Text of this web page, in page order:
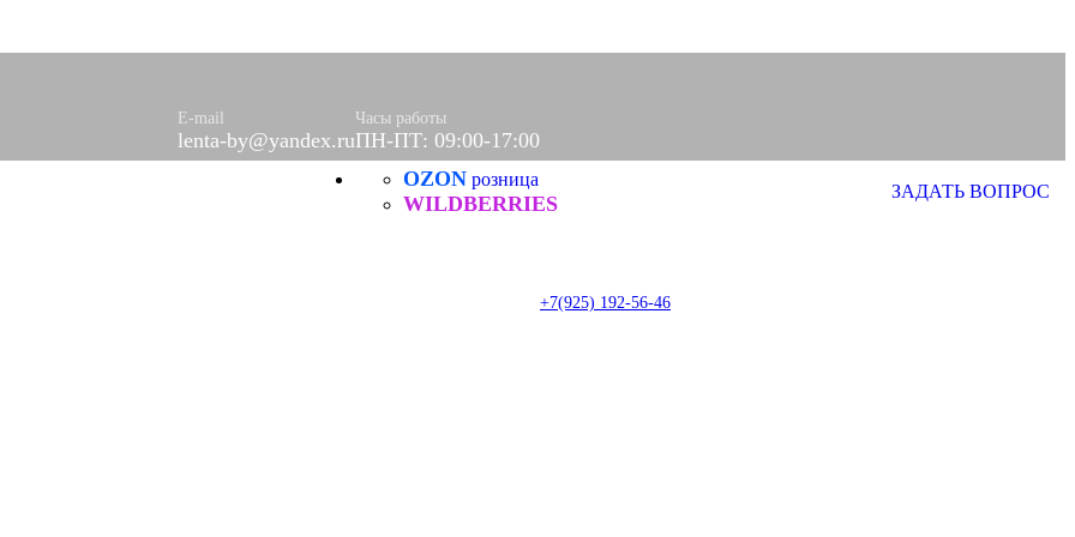
E-mail
lenta-by@yandex.ru
Часы работы
ПН-ПТ: 09:00-17:00
+7(925) 192-56-46
ХБ
OZON розница
WILDBERRIES
ЗАДАТЬ ВОПРОС